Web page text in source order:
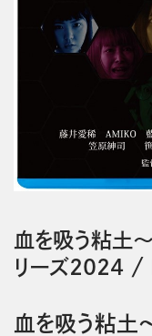
血を吸う粘土
リーズ2024 /
血を吸う粘土